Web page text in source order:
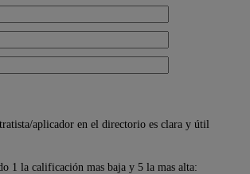
aplicador en el directorio es clara y útil
1 la calificación mas baja y 5 la mas alta: